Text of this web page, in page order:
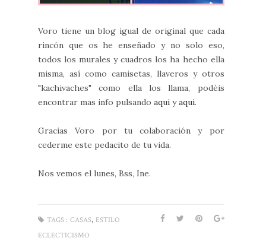
Voro tiene un blog igual de original que cada
rincón que os he enseñado y no solo eso,
todos los murales y cuadros los ha hecho ella
misma, así como camisetas, llaveros y otros
"kachivaches" como ella los llama, podéis
encontrar mas info pulsando aqui yaqui.
Gracias Voro por tu colaboración y por
cederme este pedacito de tu vida.
Nos vemos el lunes, Bss, Ine.
TAGS : CASAS, ESTILO
ECLECTICISMO